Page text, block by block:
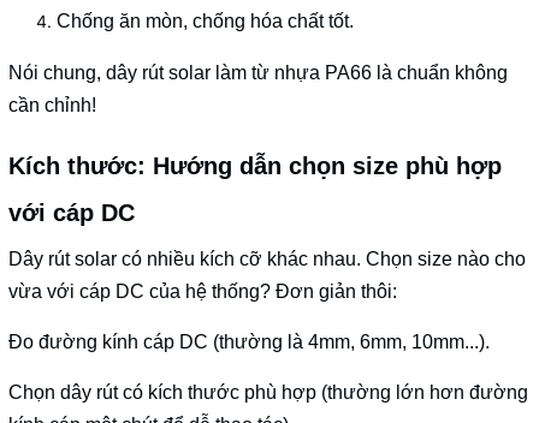
Chống ăn mòn, chống hóa chất tốt.
Nói chung, dây rút solar làm từ nhựa PA66 là chuẩn không
cần chỉnh!
Kích thước: Hướng dẫn chọn size phù hợp
với cáp DC
Dây rút solar có nhiều kích cỡ khác nhau. Chọn size nào cho
vừa với cáp DC của hệ thống? Đơn giản thôi:
Đo đường kính cáp DC (thường là 4mm, 6mm, 10mm...).
Chọn dây rút có kích thước phù hợp (thường lớn hơn đường